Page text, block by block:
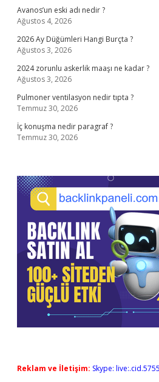
Avanos’un eski adı nedir ?
Ağustos 4, 2026
2026 Ay Düğümleri Hangi Burçta ?
Ağustos 3, 2026
2024 zorunlu askerlik maaşı ne kadar ?
Ağustos 3, 2026
Pulmoner ventilasyon nedir tıpta ?
Temmuz 30, 2026
İç konuşma nedir paragraf ?
Temmuz 30, 2026
Reklam ve İletişim: Skype: